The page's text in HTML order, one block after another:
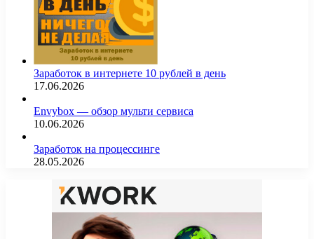
Заработок в интернете 10 рублей в день
17.06.2026
Envybox — обзор мульти сервиса
10.06.2026
Заработок на процессинге
28.05.2026